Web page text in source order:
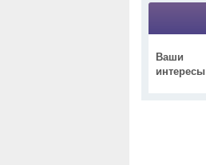
Ваши
интересы